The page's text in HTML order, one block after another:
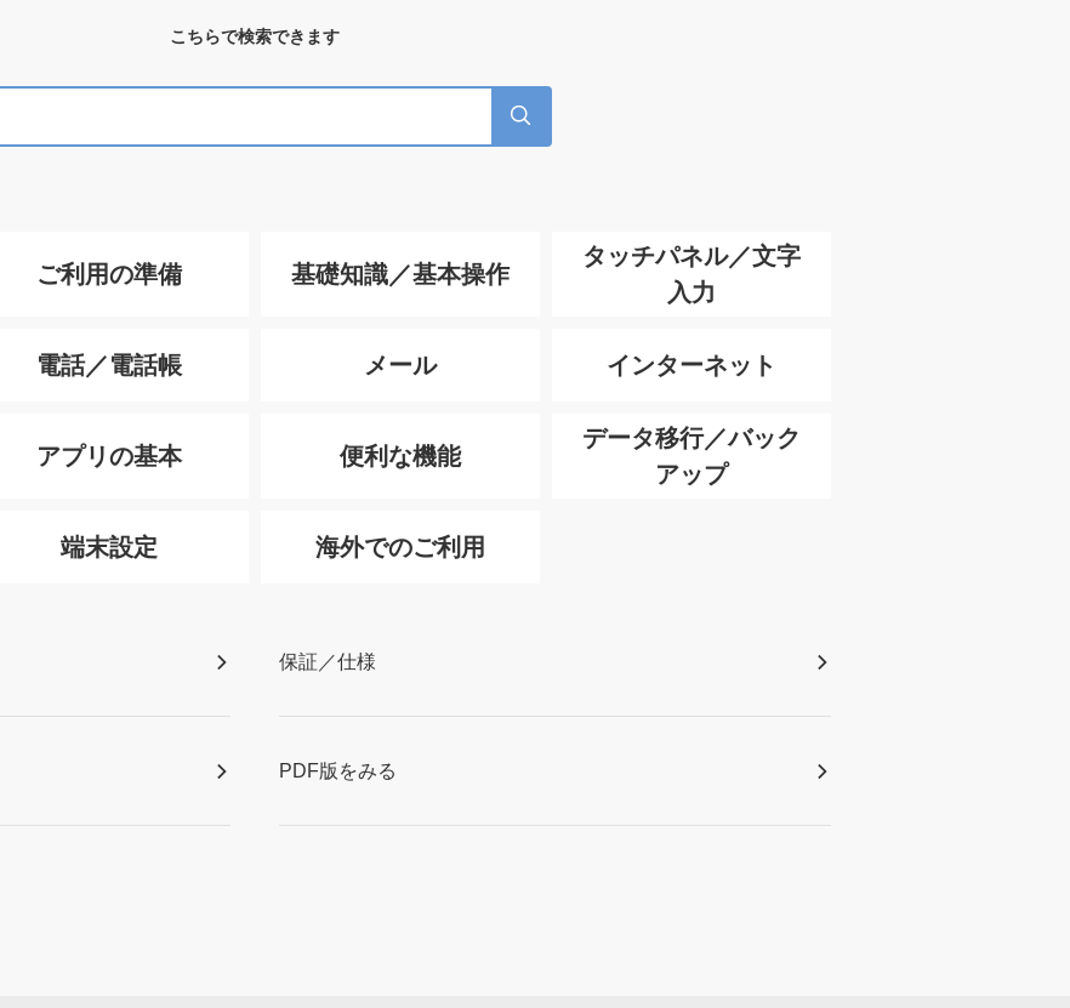
こちらで検索できます
ご利用の準備 基礎知識／基本操作
タッチパネル／文字
入力
電話／電話帳 メール インターネット
アプリの基本 便利な機能
データ移行／バック
アップ
端末設定 海外でのご利用
保証／仕様
PDF版をみる